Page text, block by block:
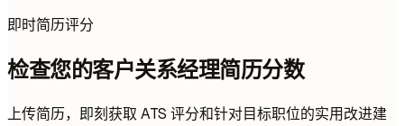
即时简历评分
检查您的客户关系经理简历分数
上传简历，即刻获取 ATS 评分和针对目标职位的实用改进建